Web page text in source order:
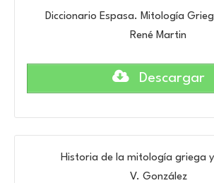
Diccionario Espasa. Mitología
René Martin
Descargar
Historia de la mitología griega
V. González